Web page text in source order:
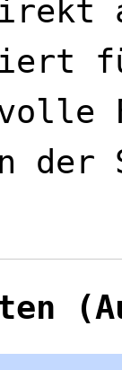
der